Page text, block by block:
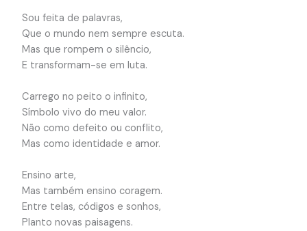
Sou feita de palavras,
Que o mundo nem sempre escuta.
Mas que rompem o silêncio,
E transformam-se em luta.
Carrego no peito o infinito,
Símbolo vivo do meu valor.
Não como defeito ou conflito,
Mas como identidade e amor.
Ensino arte,
Mas também ensino coragem.
Entre telas, códigos e sonhos,
Planto novas paisagens.